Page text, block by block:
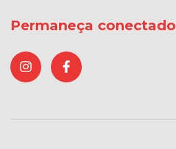
Permaneça conectado